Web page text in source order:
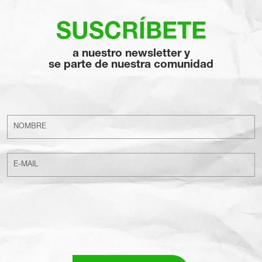
SUSCRÍBETE
a nuestro newsletter y
se parte de nuestra comunidad